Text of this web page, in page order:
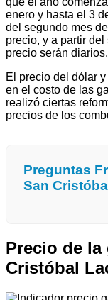
enero y hasta el 3
del segundo mes
precio, y a partir
precio serán diarios.
El precio del dólar
en el costo de las
realizó ciertas
precios de los
Preguntas
San
Precio de la
Cristóbal